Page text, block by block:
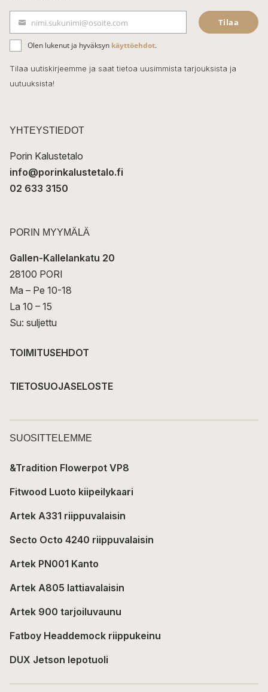
e
b
o
o
k
ä
h
k
t
nimi.sukunimi@osoite.com Tilaa
Olen lukenut ja hyväksyn käyttöehdot.
Tilaa uutiskirjeemme ja saat tietoa uusimmista tarjouksista ja
uutuuksista!
YHTEYSTIEDOT
Porin Kalustetalo
info@porinkalustetalo.fi
02 633 3150
PORIN MYYMÄLÄ
Gallen-Kallelankatu 20
28100 PORI
Ma – Pe 10-18
La 10 – 15
Su: suljettu
TOIMITUSEHDOT
TIETOSUOJASELOSTE
SUOSITTELEMME
&Tradition Flowerpot VP8
Fitwood Luoto kiipeilykaari
Artek A331 riippuvalaisin
Secto Octo 4240 riippuvalaisin
Artek PN001 Kanto
Artek A805 lattiavalaisin
Artek 900 tarjoiluvaunu
Fatboy Headdemock riippukeinu
DUX Jetson lepotuoli